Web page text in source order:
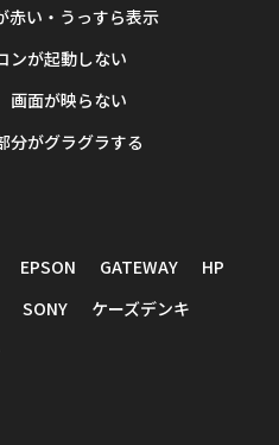
赤い・うっすら表示
ンが起動しない
画面が映らない
分がグラグラする
EPSON GATEWAY
HP
SONY
ケーズデンキ